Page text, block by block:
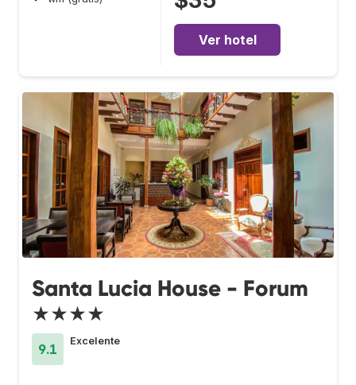
Ver hotel
Santa Lucia House - Forum
★★★★
9.1
Excelente